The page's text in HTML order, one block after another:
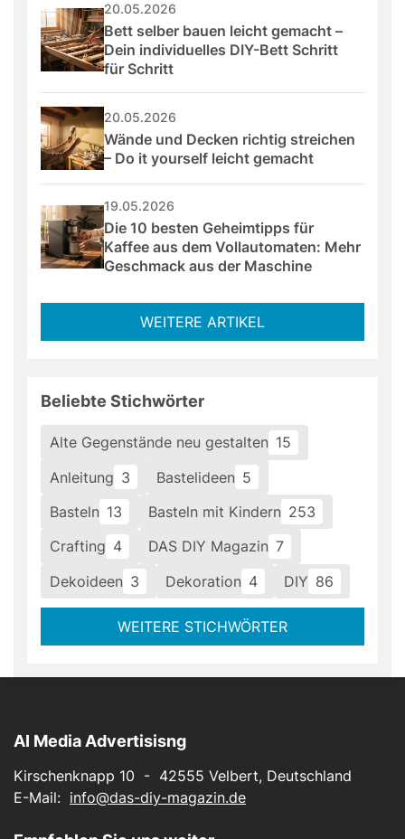
20.05.2026
Bett selber bauen leicht gemacht –
Dein individuelles DIY-Bett Schritt
für Schritt
20.05.2026
Wände und Decken richtig streichen
– Do it yourself leicht gemacht
19.05.2026
Die 10 besten Geheimtipps für
Kaffee aus dem Vollautomaten: Mehr
Geschmack aus der Maschine
WEITERE ARTIKEL
Beliebte Stichwörter
Alte Gegenstände neu gestalten 15
Anleitung 3 Bastelideen 5
Basteln 13 Basteln mit Kindern 253
Crafting 4 DAS DIY Magazin 7
Dekoideen 3 Dekoration 4 DIY 86
WEITERE STICHWÖRTER
AI Media Advertisisng
Kirschenknapp 10 - 42555 Velbert, Deutschland
E-Mail: info@das-diy-magazin.de